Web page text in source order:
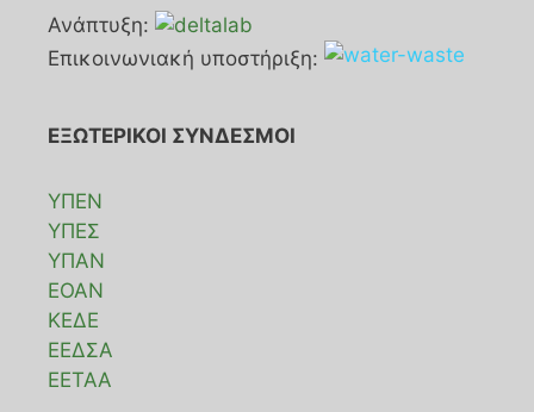
Ανάπτυξη:
Επικοινωνιακή υποστήριξη:
ΕΞΩΤΕΡΙΚΟΙ ΣΥΝΔΕΣΜΟΙ
ΥΠΕΝ
ΥΠΕΣ
ΥΠΑΝ
ΕΟΑΝ
ΚΕΔΕ
ΕΕΔΣΑ
ΕΕΤΑΑ